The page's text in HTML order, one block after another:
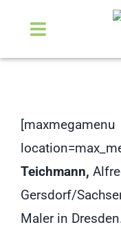
Inhalt
springen
Toggle
Navigation
[maxmegamenu
Teichmann,
Gersdorf/
Maler in